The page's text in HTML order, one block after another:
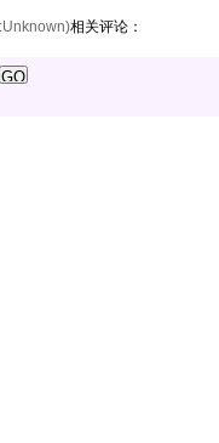
相关评论：